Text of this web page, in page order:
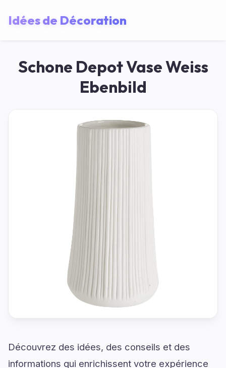
Idées de Décoration
Schone Depot Vase Weiss
Ebenbild
Découvrez des idées, des conseils et des
informations qui enrichissent votre expérience